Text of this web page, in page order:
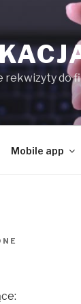
do
Mobile app